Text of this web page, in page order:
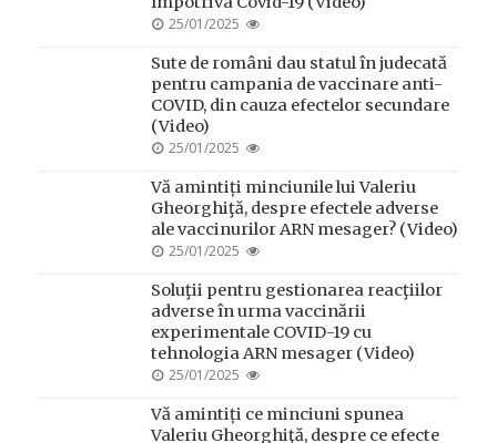
POSTED
25/01/2025
Sute de români dau statul în judecată
pentru campania de vaccinare anti-
COVID, din cauza efectelor secundare
(Video)
POSTED
25/01/2025
Vă amintiți minciunile lui Valeriu
Gheorghiţă, despre efectele adverse
ale vaccinurilor ARN mesager? (Video)
POSTED
25/01/2025
Soluţii pentru gestionarea reacţiilor
adverse în urma vaccinării
experimentale COVID-19 cu
tehnologia ARN mesager (Video)
POSTED
25/01/2025
Vă amintiți ce minciuni spunea
Valeriu Gheorghiţă, despre ce efecte